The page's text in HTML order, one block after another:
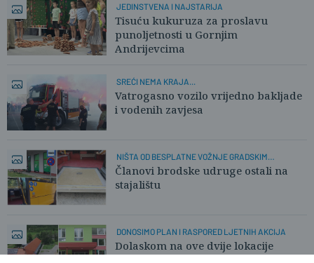
JEDINSTVENA I NAJSTARIJA
Tisuću kukuruza za proslavu
punoljetnosti u Gornjim
Andrijevcima
SREĆI NEMA KRAJA...
Vatrogasno vozilo vrijedno bakljade
i vodenih zavjesa
NIŠTA OD BESPLATNE VOŽNJE GRADSKIM
PRIJEVOZOM
Članovi brodske udruge ostali na
stajalištu
DONOSIMO PLAN I RASPORED LJETNIH AKCIJA
Dolaskom na ove dvije lokacije